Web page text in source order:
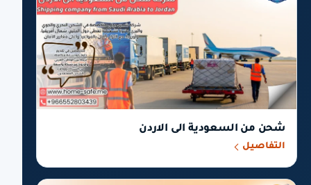
شحن من السعودية الى الاردن
التفاصيل